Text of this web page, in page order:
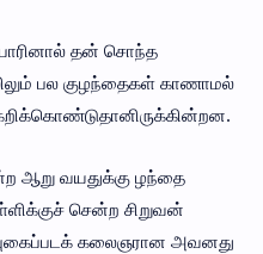
தன் சொந்த
பல குழந்தைகள் காணாமல்
ஆறு வயதுக்கு ழந்தை
சென்ற சிறுவன்
கலைஞரான அவனது